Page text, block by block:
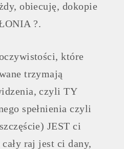
obiecuję, dokopie
?.
które
trzymają
czyli TY
spełnienia czyli
JEST ci
raj jest ci dany,